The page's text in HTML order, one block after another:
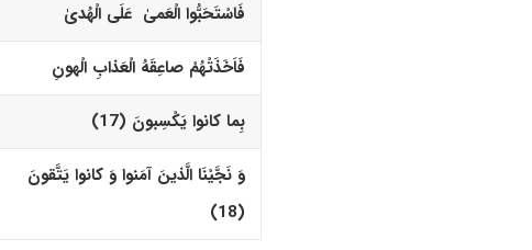
فَاسْتَحَبُّوا الْعَمیٰ عَلَى الْهُدیٰ
فَاَخَذَتْهُمْ صاعِقَهُ الْعَذابِ الْهونِ
بِما کانوا یَکْسِبونَ (17)‏
وَ نَجَّیْنَا الَّذینَ آمَنوا وَ کانوا یَتَّقونَ
(18)‏